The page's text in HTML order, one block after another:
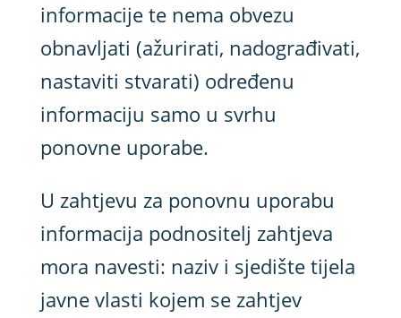
informacije te nema obvezu
obnavljati (ažurirati, nadograđivati,
nastaviti stvarati) određenu
informaciju samo u svrhu
ponovne uporabe.
U zahtjevu za ponovnu uporabu
informacija podnositelj zahtjeva
mora navesti: naziv i sjedište tijela
javne vlasti kojem se zahtjev